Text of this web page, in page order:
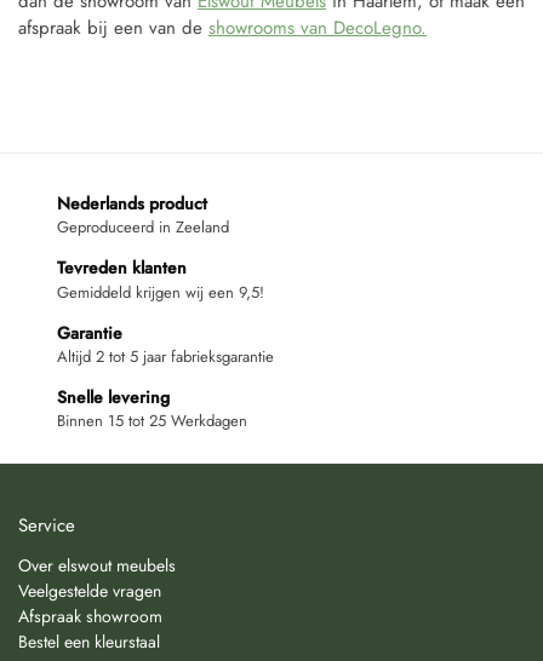
afspraak bij een van de showrooms van DecoLegno.
Nederlands product
Geproduceerd in Zeeland
Tevreden klanten
Gemiddeld krijgen wij een 9,5!
Garantie
Altijd 2 tot 5 jaar fabrieksgarantie
Snelle levering
Binnen 15 tot 25 Werkdagen
Service
Over elswout meubels
Veelgestelde vragen
Afspraak showroom
Bestel een kleurstaal